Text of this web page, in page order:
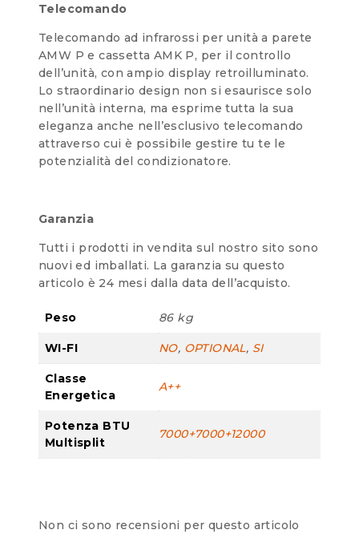
Telecomando
Telecomando ad infrarossi per unità a parete
AMW P e cassetta AMK P, per il controllo
dell’unità, con ampio display retroilluminato.
Lo straordinario design non si esaurisce solo
nell’unità interna, ma esprime tutta la sua
eleganza anche nell’esclusivo telecomando
attraverso cui è possibile gestire tu te le
potenzialità del condizionatore.
Garanzia
Tutti i prodotti in vendita sul nostro sito sono
nuovi ed imballati. La garanzia su questo
articolo è 24 mesi dalla data dell’acquisto.
Peso 86 kg
WI-FI NO, OPTIONAL, SI
Classe
Energetica
A++
Potenza BTU
Multisplit
7000+7000+12000
Non ci sono recensioni per questo articolo